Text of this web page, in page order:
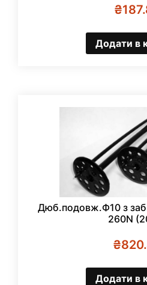
₴
Додати в
Дюб.подовж.Ф10 з
260N
₴
Додати в